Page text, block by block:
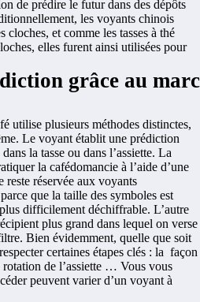
de prédire le futur dans des dépôts
les voyants chinois
cloches, et comme les tasses à thé
elles furent ainsi utilisées pour
grâce au marc
utilise plusieurs méthodes distinctes,
Le voyant établit une prédiction
la tasse ou dans l’assiette. La
la cafédomancie à l’aide d’une
reste réservée aux voyants
que la taille des symboles est
difficilement déchiffrable. L’autre
plus grand dans lequel on verse
Bien évidemment, quelle que soit
certaines étapes clés : la façon
rotation de l’assiette … Vous vous
peuvent varier d’un voyant à